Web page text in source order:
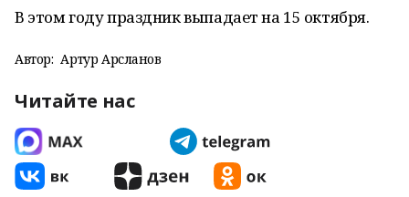
В этом году праздник выпадает на 15 октября.
Автор: Артур Арсланов
Читайте нас